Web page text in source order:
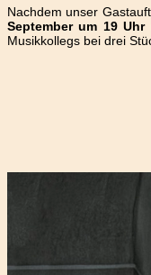
Nachdem unser
September um 19 Uhr
Musikkollegs bei drei